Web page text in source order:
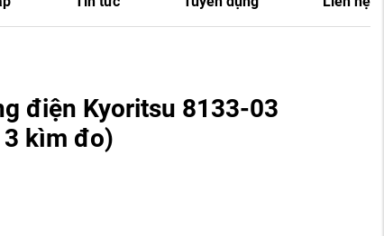
điện Kyoritsu 8133-03
kìm đo)